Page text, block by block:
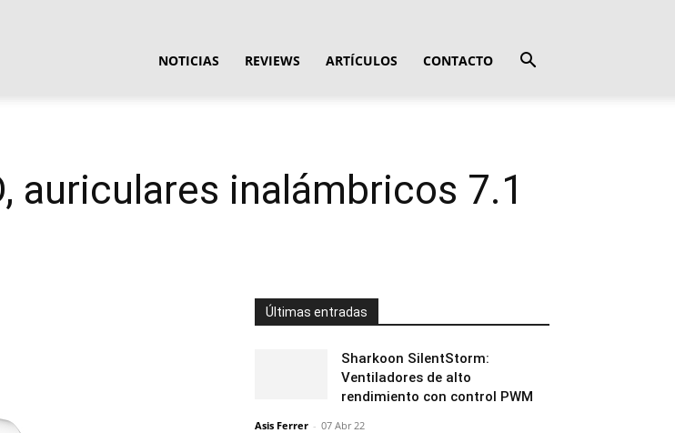
NOTICIAS REVIEWS ARTÍCULOS CONTACTO
auriculares inalámbricos 7.1
Últimas entradas
Sharkoon SilentStorm:
Ventiladores de alto
rendimiento con control PWM
Asis Ferrer - 07 Abr 22